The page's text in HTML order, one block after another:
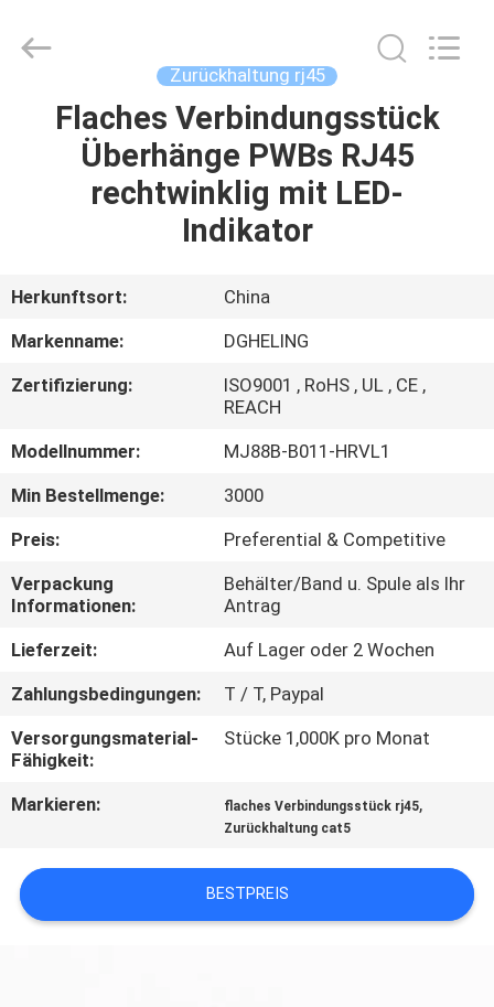
HAUS
PRODUKTE
UNS
AUSFLUG
TRETEN
SIE
MIT
UNS
IN
VERBINDUNG
FORDERN
EIN
ZITAT
Rights
Zurückhaltung rj45
Flaches Verbindungsstück
Überhänge PWBs RJ45
rechtwinklig mit LED-
Indikator
Herkunftsort:
China
Markenname:
DGHELING
Zertifizierung:
ISO9001 , RoHS , UL , CE ,
REACH
Modellnummer:
MJ88B-B011-HRVL1
Min Bestellmenge:
3000
Preis:
Preferential & Competitive
Verpackung
Informationen:
Behälter/Band u. Spule als Ihr
Antrag
Lieferzeit:
Auf Lager oder 2 Wochen
Zahlungsbedingungen:
T / T, Paypal
Versorgungsmaterial-
Fähigkeit:
Stücke 1,000K pro Monat
Markieren: flaches Verbindungsstück rj45,
Zurückhaltung cat5
BESTPREIS